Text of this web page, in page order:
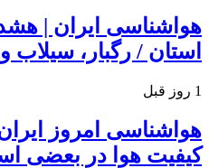
استان / رگبار،
1 روز قبل
هواشناسی امروز
کیفیت هوا در بعضی